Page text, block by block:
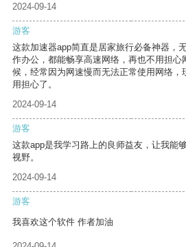
2024-09-14
游客
这款加速器app简直是居家旅行必备神器，
作办公，都能畅享高速网络，再也不用担心
候，经常因为网速慢而无法正常使用网络，
用担心了。
2024-09-14
游客
这款app是我学习路上的良师益友，让我能
视野。
2024-09-14
游客
我喜欢这个软件 作者加油